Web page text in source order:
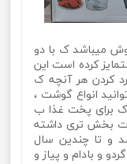
میباشد ک با دو
کرده است این
قابلیت خرد کردن هر آنچه ک
انواع گوشت ،
ک برای پخت غذا ب
بخش تری داشته
و تا چندین سال
و بادام و پیاز و